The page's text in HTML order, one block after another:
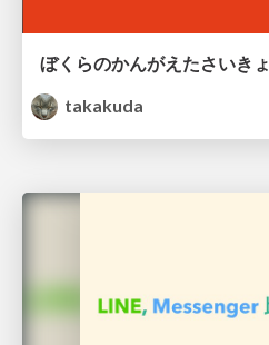
ぼくらのかんがえたさいき
takakuda